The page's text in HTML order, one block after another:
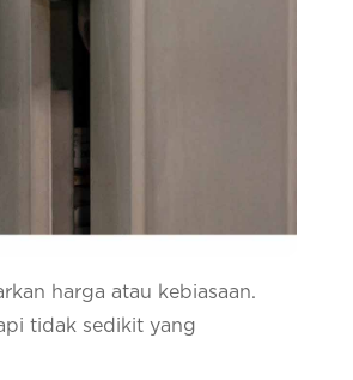
harga atau kebiasaan.
tidak sedikit yang